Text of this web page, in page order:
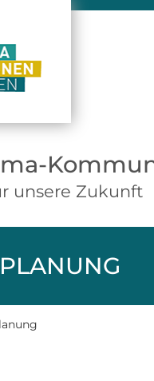
unsere Zukunft